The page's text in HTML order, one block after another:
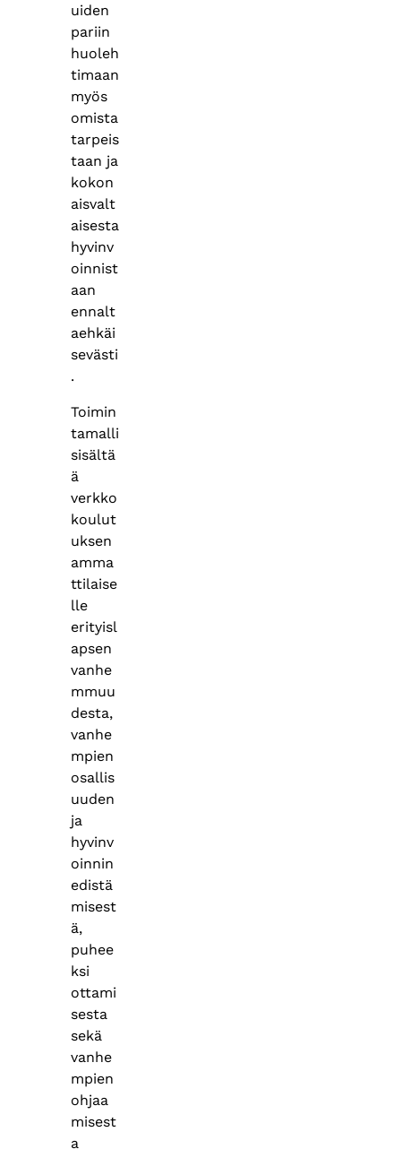
uiden
pariin
huoleh
timaan
myös
omista
tarpeis
taan ja
kokon
aisvalt
aisesta
hyvinv
oinnist
aan
ennalt
aehkäi
sevästi
.
Toimin
tamalli
sisältä
ä
verkko
koulut
uksen
amma
ttilaise
lle
erityisl
apsen
vanhe
mmuu
desta,
vanhe
mpien
osallis
uuden
ja
hyvinv
oinnin
edistä
misest
ä,
puhee
ksi
ottami
sesta
sekä
vanhe
mpien
ohjaa
misest
a